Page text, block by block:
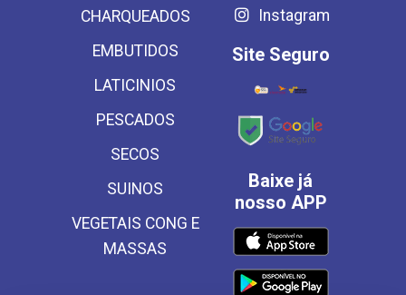
CHARQUEADOS
EMBUTIDOS
LATICINIOS
PESCADOS
SECOS
SUINOS
VEGETAIS CONG E
MASSAS
Instagram
Site Seguro
Baixe já
nosso APP